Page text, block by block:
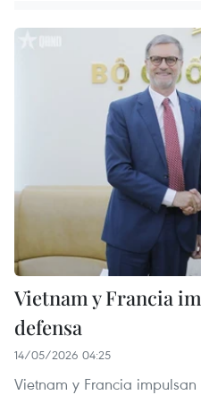
Vietnam y Francia
defensa
14/05/2026 04:25
Vietnam y Francia